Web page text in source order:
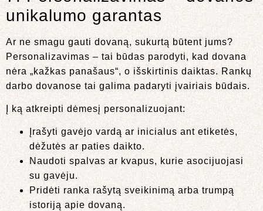
unikalumo garantas
Ar ne smagu gauti dovaną, sukurtą būtent jums?
Personalizavimas – tai būdas parodyti, kad dovana
nėra „kažkas panašaus“, o išskirtinis daiktas. Rankų
darbo dovanose tai galima padaryti įvairiais būdais.
Į ką atkreipti dėmesį personalizuojant:
Įrašyti gavėjo vardą ar inicialus ant etiketės,
dėžutės ar paties daikto.
Naudoti spalvas ar kvapus, kurie asocijuojasi
su gavėju.
Pridėti ranka rašytą sveikinimą arba trumpą
istoriją apie dovaną.